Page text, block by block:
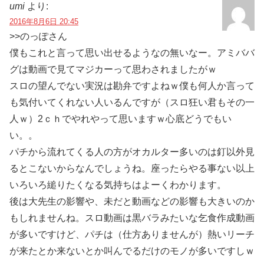
umi より:
2016年8月6日 20:45
>>のっぽさん
僕もこれと言って思い出せるようなの無いなー。アミババ
グは動画で見てマジカーって思わされましたがｗ
スロの望んでない実況は勘弁ですよねｗ僕も何人か言って
も気付いてくれない人いるんですが（スロ狂い君もその一
人ｗ）2ｃｈでやれやって思いますｗ心底どうでもい
い。。
パチから流れてくる人の方がオカルター多いのは釘以外見
るとこないからなんでしょうね。座ったらやる事ない以上
いろいろ縋りたくなる気持ちはよーくわかります。
後は大先生の影響や、未だと動画などの影響も大きいのか
もしれませんね。スロ動画は黒バラみたいな乞食作成動画
が多いですけど、パチは（仕方ありませんが）熱いリーチ
が来たとか来ないとか叫んでるだけのモノが多いですしｗ